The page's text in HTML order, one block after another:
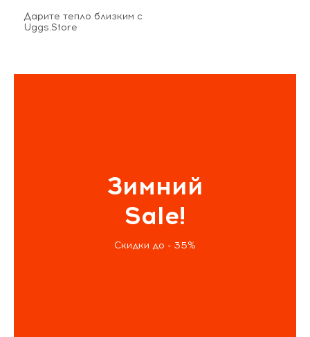
Дарите тепло близким с
Uggs.Store
Зимний
Sale!
Скидки до - 35%